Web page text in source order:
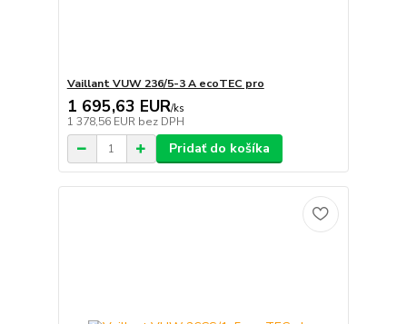
Vaillant VUW 236/5-3 A ecoTEC pro
1 695,63 EUR/ks
1 378,56 EUR bez DPH
Pridať do košíka